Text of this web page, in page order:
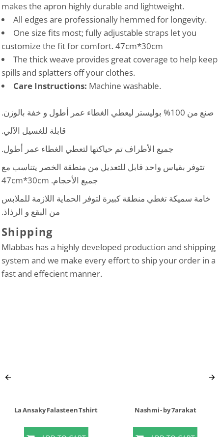
makes the apron highly durable and lightweight.
All edges are professionally hemmed for longevity.
One size fits most; fully adjustable straps let you
customize the fit for comfort. 47cm*30cm
The thick weave provides great coverage to help keep
spills and splatters off your clothes.
Care Instructions: Machine washable.
صنع من 100% بوليستر ليعطي الغطاء عمر أطول و خفة بالوزن.
قابلة للغسيل الآلي.
جميع الأطراف تم حياكتها لتعطي الغطاء عمر أطول.
تتوفر بقياس واحد قابل للتعديل من منطقة الخصر يتناسب مع
جميع الأحجام. 47cm*30cm
خامة سميكة تغطي منطقة كبيرة لتوفر الحماية اللازمة للملابس
من البقع و الرذاذ.
Shipping
Mlabbas has a highly developed production and shipping
system and we make every effort to ship your order in a
fast and effecient manner.
La Ansaky Falasteen Tshirt Nashmi - by 7arakat